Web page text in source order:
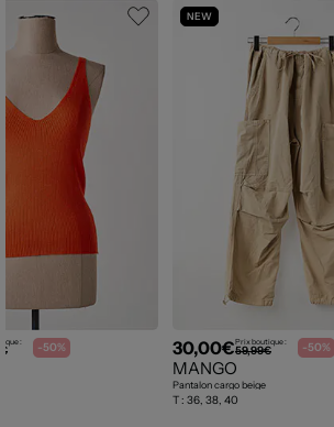
: -50%
NEW
30,00€Prix boutique :
59,99€ -50%
MANGO
Pantalon cargo beige
T : 36, 38, 40